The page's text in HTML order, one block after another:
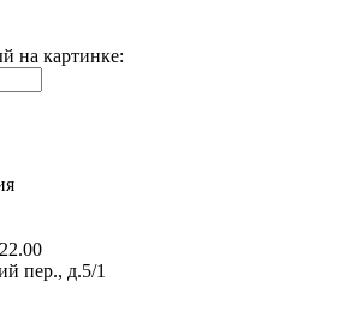
на картинке:
пер., д.5/1